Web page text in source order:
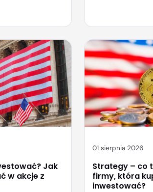
analityków i
globie. Czym
jak działa i –
Cyberpunk
się, jak kupić
zrobić to
miejscu. […]
Jak
w akcje z
01 sierpnia 2026
Strategy – co
firmy, która
inwestować?